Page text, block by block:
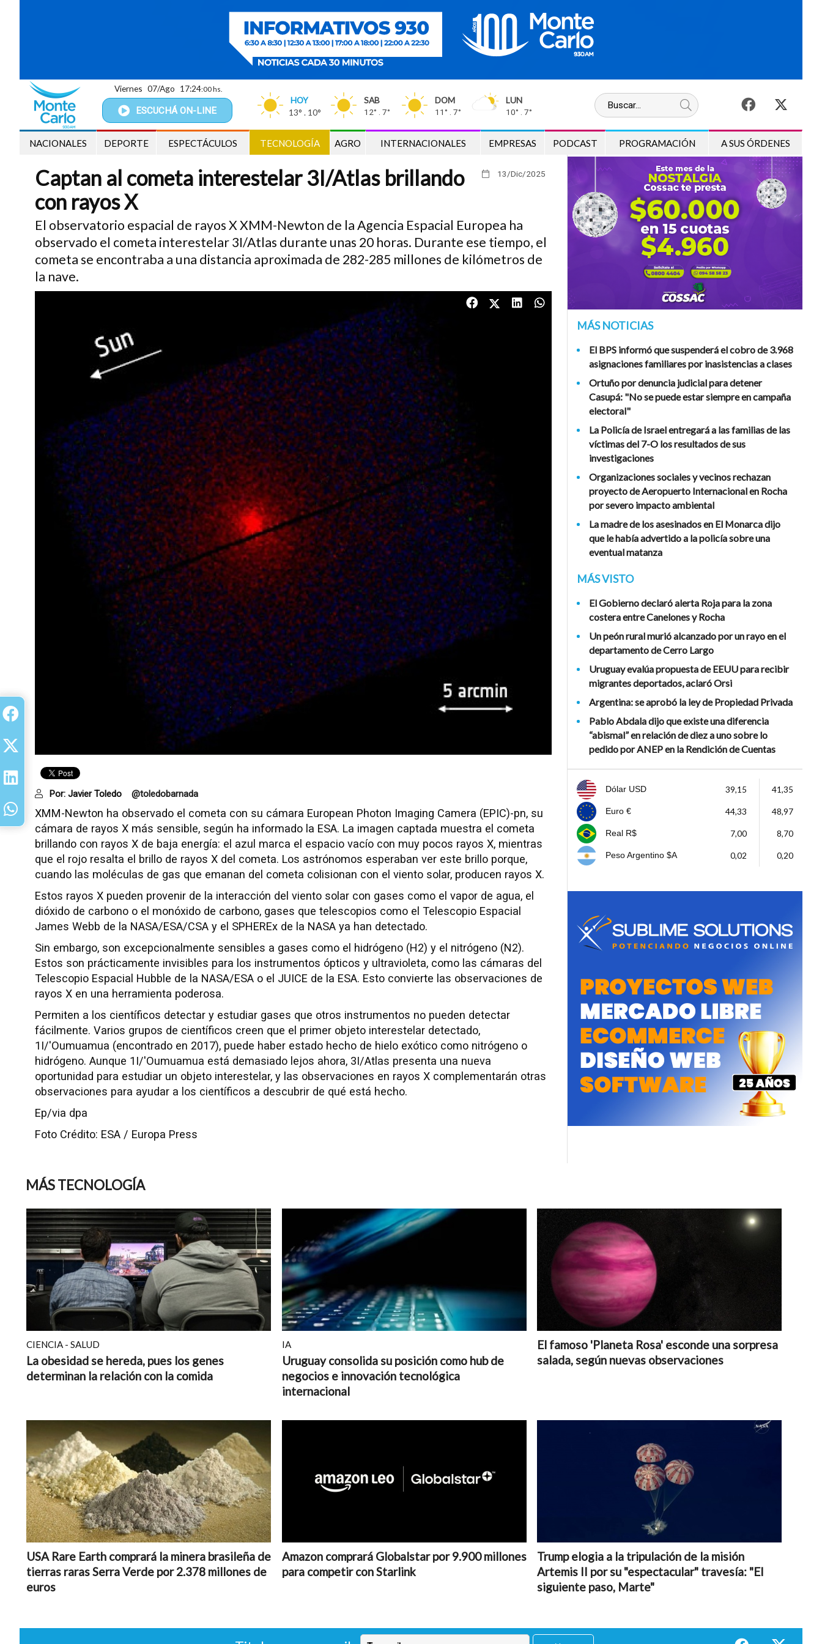
ESCUCHÁ ON-LINE
HOY
13° . 10°
SAB
12° . 7°
DOM
11° . 7°
LUN
10° . 7°
Viernes 07/Ago 17:24:01 hs.
NACIONALES DEPORTE ESPECTÁCULOS TECNOLOGÍA AGRO INTERNACIONALES EMPRESAS PODCAST PROGRAMACIÓN A SUS ÓRDENES
13/Dic/2025
Captan al cometa interestelar 3I/Atlas brillando
con rayos X
El observatorio espacial de rayos X XMM-Newton de la Agencia Espacial Europea ha
observado el cometa interestelar 3I/Atlas durante unas 20 horas. Durante ese tiempo, el
cometa se encontraba a una distancia aproximada de 282-285 millones de kilómetros de
la nave.
Por: Javier Toledo @toledobarnada
XMM-Newton ha observado el cometa con su cámara European Photon Imaging Camera (EPIC)-pn, su
cámara de rayos X más sensible, según ha informado la ESA. La imagen captada muestra el cometa
brillando con rayos X de baja energía: el azul marca el espacio vacío con muy pocos rayos X, mientras
que el rojo resalta el brillo de rayos X del cometa. Los astrónomos esperaban ver este brillo porque,
cuando las moléculas de gas que emanan del cometa colisionan con el viento solar, producen rayos X.
Estos rayos X pueden provenir de la interacción del viento solar con gases como el vapor de agua, el
dióxido de carbono o el monóxido de carbono, gases que telescopios como el Telescopio Espacial
James Webb de la NASA/ESA/CSA y el SPHEREx de la NASA ya han detectado.
Sin embargo, son excepcionalmente sensibles a gases como el hidrógeno (H2) y el nitrógeno (N2).
Estos son prácticamente invisibles para los instrumentos ópticos y ultravioleta, como las cámaras del
Telescopio Espacial Hubble de la NASA/ESA o el JUICE de la ESA. Esto convierte las observaciones de
rayos X en una herramienta poderosa.
Permiten a los científicos detectar y estudiar gases que otros instrumentos no pueden detectar
fácilmente. Varios grupos de científicos creen que el primer objeto interestelar detectado,
1I/'Oumuamua (encontrado en 2017), puede haber estado hecho de hielo exótico como nitrógeno o
hidrógeno. Aunque 1I/'Oumuamua está demasiado lejos ahora, 3I/Atlas presenta una nueva
oportunidad para estudiar un objeto interestelar, y las observaciones en rayos X complementarán otras
observaciones para ayudar a los científicos a descubrir de qué está hecho.
Ep/via dpa
Foto Crédito: ESA / Europa Press
MÁS NOTICIAS
El BPS informó que suspenderá el cobro de 3.968
asignaciones familiares por inasistencias a clases
Ortuño por denuncia judicial para detener
Casupá: "No se puede estar siempre en campaña
electoral"
La Policía de Israel entregará a las familias de las
víctimas del 7-O los resultados de sus
investigaciones
Organizaciones sociales y vecinos rechazan
proyecto de Aeropuerto Internacional en Rocha
por severo impacto ambiental
La madre de los asesinados en El Monarca dijo
que le había advertido a la policía sobre una
eventual matanza
MÁS VISTO
El Gobierno declaró alerta Roja para la zona
costera entre Canelones y Rocha
Un peón rural murió alcanzado por un rayo en el
departamento de Cerro Largo
Uruguay evalúa propuesta de EEUU para recibir
migrantes deportados, aclaró Orsi
Argentina: se aprobó la ley de Propiedad Privada
Pablo Abdala dijo que existe una diferencia
“abismal” en relación de diez a uno sobre lo
pedido por ANEP en la Rendición de Cuentas
Dólar USD 39,15 41,35
Euro € 44,33 48,97
Real R$ 7,00 8,70
Peso Argentino $A 0,02 0,20
MÁS TECNOLOGÍA
CIENCIA - SALUD
La obesidad se hereda, pues los genes
determinan la relación con la comida
IA
Uruguay consolida su posición como hub de
negocios e innovación tecnológica
internacional
El famoso 'Planeta Rosa' esconde una sorpresa
salada, según nuevas observaciones
USA Rare Earth comprará la minera brasileña de
tierras raras Serra Verde por 2.378 millones de
euros
Amazon comprará Globalstar por 9.900 millones
para competir con Starlink
Trump elogia a la tripulación de la misión
Artemis II por su "espectacular" travesía: "El
siguiente paso, Marte"